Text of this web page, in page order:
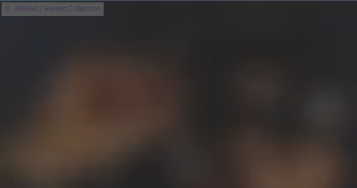
IMAGO / Everett Collection